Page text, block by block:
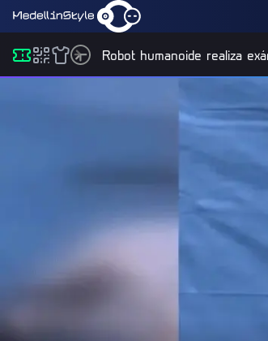
Robot humanoide realiza